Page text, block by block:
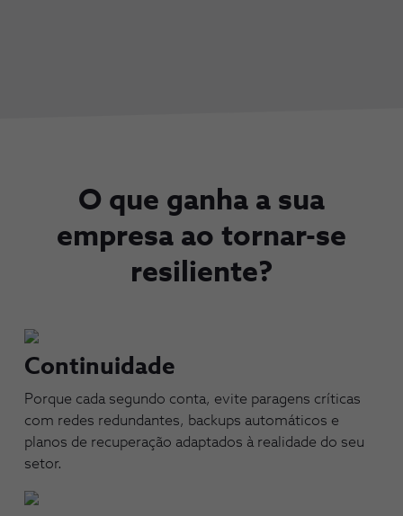
O que ganha a sua
empresa ao tornar-se
resiliente?​
Continuidade
Porque cada segundo conta, evite paragens críticas
com redes redundantes, backups automáticos e
planos de recuperação adaptados à realidade do seu
setor.​